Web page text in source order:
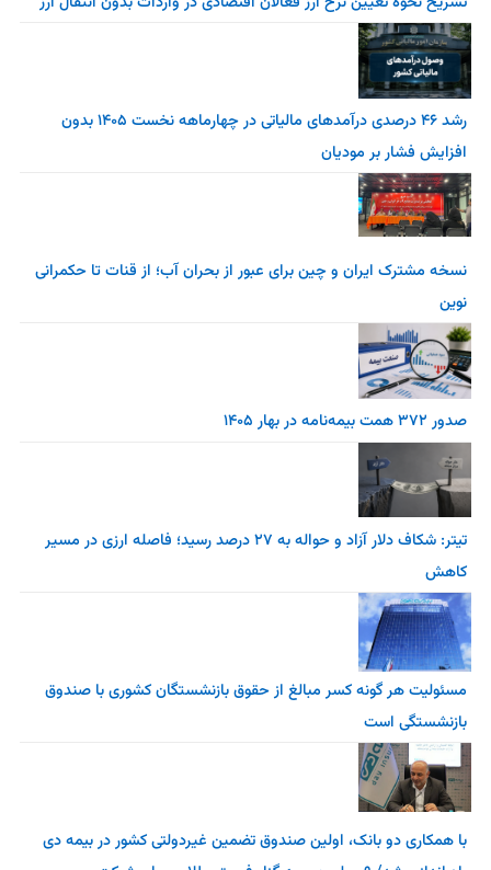
رشد ۴۶ درصدی درآمدهای مالیاتی در چهارماهه نخست ۱۴۰۵ بدون
افزایش فشار بر مودیان
نسخه مشترک ایران و چین برای عبور از بحران آب؛ از قنات تا حکمرانی
نوین
صدور ۳۷۲ همت بیمه‌نامه در بهار ۱۴۰۵
تیتر: شکاف دلار آزاد و حواله به ۲۷ درصد رسید؛ فاصله ارزی در مسیر
کاهش
مسئولیت هر گونه کسر مبالغ از حقوق بازنشستگان کشوری با صندوق
بازنشستگی است
با همکاری دو بانک، اولین صندوق تضمین غیردولتی کشور در بیمه دی